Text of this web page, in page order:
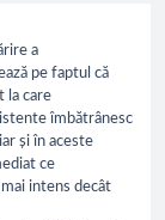
a
pe faptul că
la care
îmbătrânesc
și în aceste
ce
intens decât